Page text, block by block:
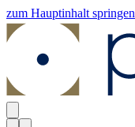
zum Hauptinhalt springen